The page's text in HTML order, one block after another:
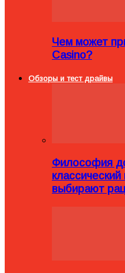
Чем может
Casino?
Обзоры и тест драйвы
Философия
выбирают